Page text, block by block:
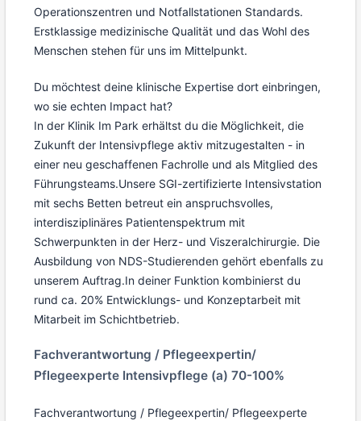
Operationszentren und Notfallstationen Standards.
Erstklassige medizinische Qualität und das Wohl des
Menschen stehen für uns im Mittelpunkt.
Du möchtest deine klinische Expertise dort einbringen,
wo sie echten Impact hat?
In der Klinik Im Park erhältst du die Möglichkeit, die
Zukunft der Intensivpflege aktiv mitzugestalten - in
einer neu geschaffenen Fachrolle und als Mitglied des
Führungsteams.Unsere SGI-zertifizierte Intensivstation
mit sechs Betten betreut ein anspruchsvolles,
interdisziplinäres Patientenspektrum mit
Schwerpunkten in der Herz- und Viszeralchirurgie. Die
Ausbildung von NDS-Studierenden gehört ebenfalls zu
unserem Auftrag.In deiner Funktion kombinierst du
rund ca. 20% Entwicklungs- und Konzeptarbeit mit
Mitarbeit im Schichtbetrieb.
Fachverantwortung / Pflegeexpertin/
Pflegeexperte Intensivpflege (a) 70-100%
Fachverantwortung / Pflegeexpertin/ Pflegeexperte